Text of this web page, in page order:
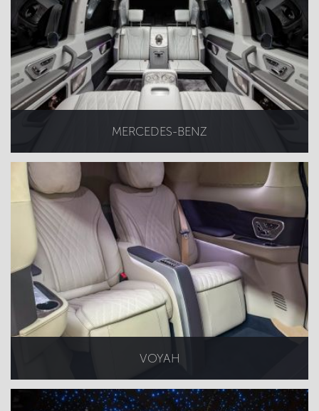
MERCEDES-BENZ
VOYAH